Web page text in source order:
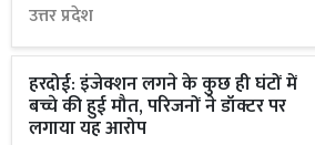
उत्तर प्रदेश
हरदोई: इंजेक्शन लगने के कुछ ही घंटों में
बच्चे की हुई मौत, परिजनों ने डॉक्टर पर
लगाया यह आरोप